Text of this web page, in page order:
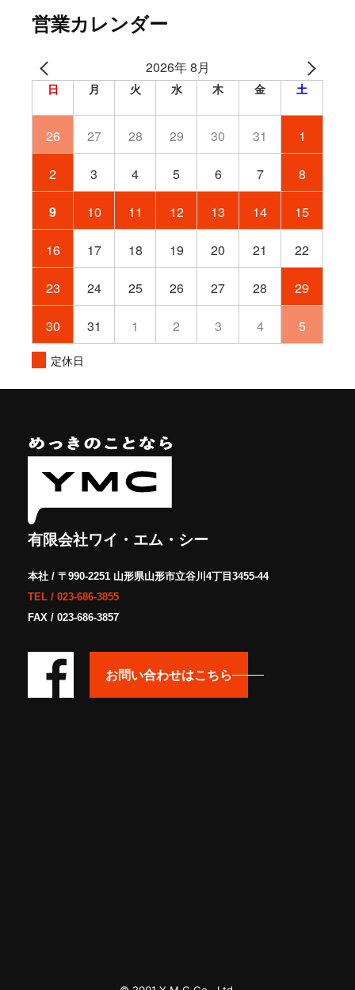
営業カレンダー
2026年 8月
日 月 火 水 木 金 土
26 27 28 29 30 31 1
2 3 4 5 6 7 8
9 10 11 12 13 14 15
16 17 18 19 20 21 22
23 24 25 26 27 28 29
30 31 1 2 3 4 5
定休日
有限会社ワイ・エム・シー
本社 / 〒990-2251 山形県山形市立谷川4丁目3455-44
TEL / 023-686-3855
FAX / 023-686-3857
お問い合わせはこちら